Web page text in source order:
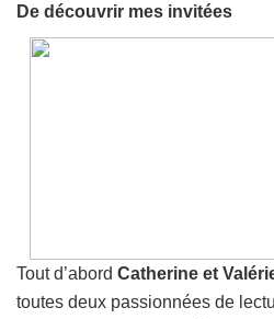
De découvrir mes invitées
Tout d’abord Catherine et
toutes deux passionnées de